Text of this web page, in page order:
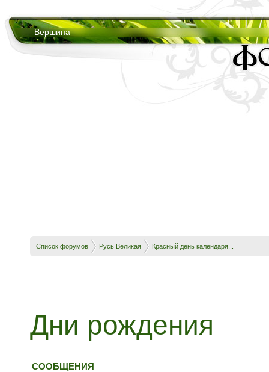
Вершина
Список форумов Русь Великая Красный день календаря...
Дни рождения
СООБЩЕНИЯ